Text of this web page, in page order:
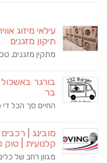
עילאי מיזוג
תיקון מזגנים
מתקין מזגנים,
בר
החיים סך הכל די
מובינג |
קלנועית | טוק
מגוון רחב של כלים